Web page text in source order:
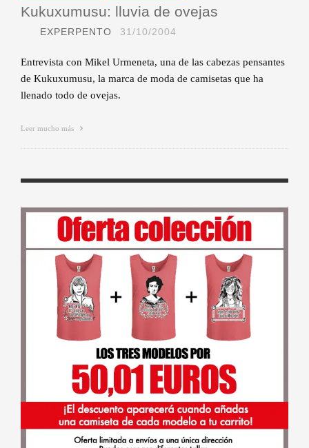
Kukuxumusu: lluvia de ovejas
EXPERPENTO 31/10/2004
Entrevista con Mikel Urmeneta, una de las cabezas pensantes
de Kukuxumusu, la marca de moda de camisetas que ha
llenado todo de ovejas.
Leer mucho más